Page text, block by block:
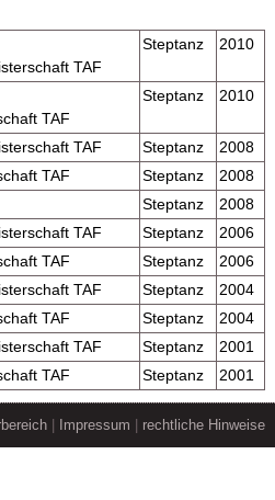
TAF
Steptanz 2010
TAF
Steptanz 2010
TAF Steptanz
2008
TAF Steptanz
2008
Steptanz
2008
TAF Steptanz
2006
TAF Steptanz
2006
TAF Steptanz
2004
TAF Steptanz
2004
TAF Steptanz
2001
TAF Steptanz 2001
Impressum rechtliche Hinweise